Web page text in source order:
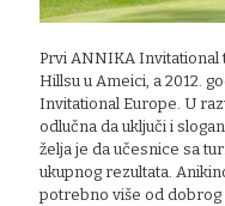
Prvi ANNIKA Invitational
Hillsu u Ameici, a 2012.
Invitational Europe. U
odlučna da uključi i
želja je da učesnice sa
ukupnog rezultata.
potrebno više od dobrog